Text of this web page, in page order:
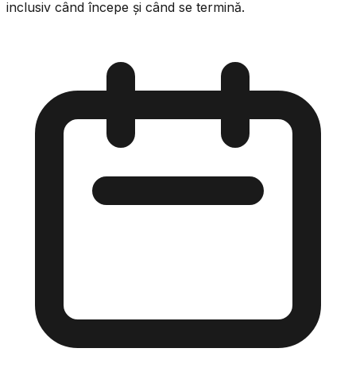
inclusiv când începe și când se termină.